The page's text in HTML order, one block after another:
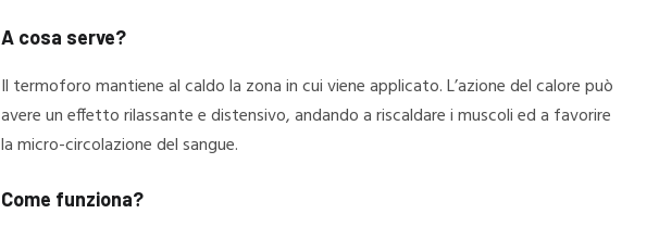
A cosa serve?
Il termoforo mantiene al caldo la zona in cui viene applicato. L’azione del calore può
avere un effetto rilassante e distensivo, andando a riscaldare i muscoli ed a favorire
la micro-circolazione del sangue.
Come funziona?